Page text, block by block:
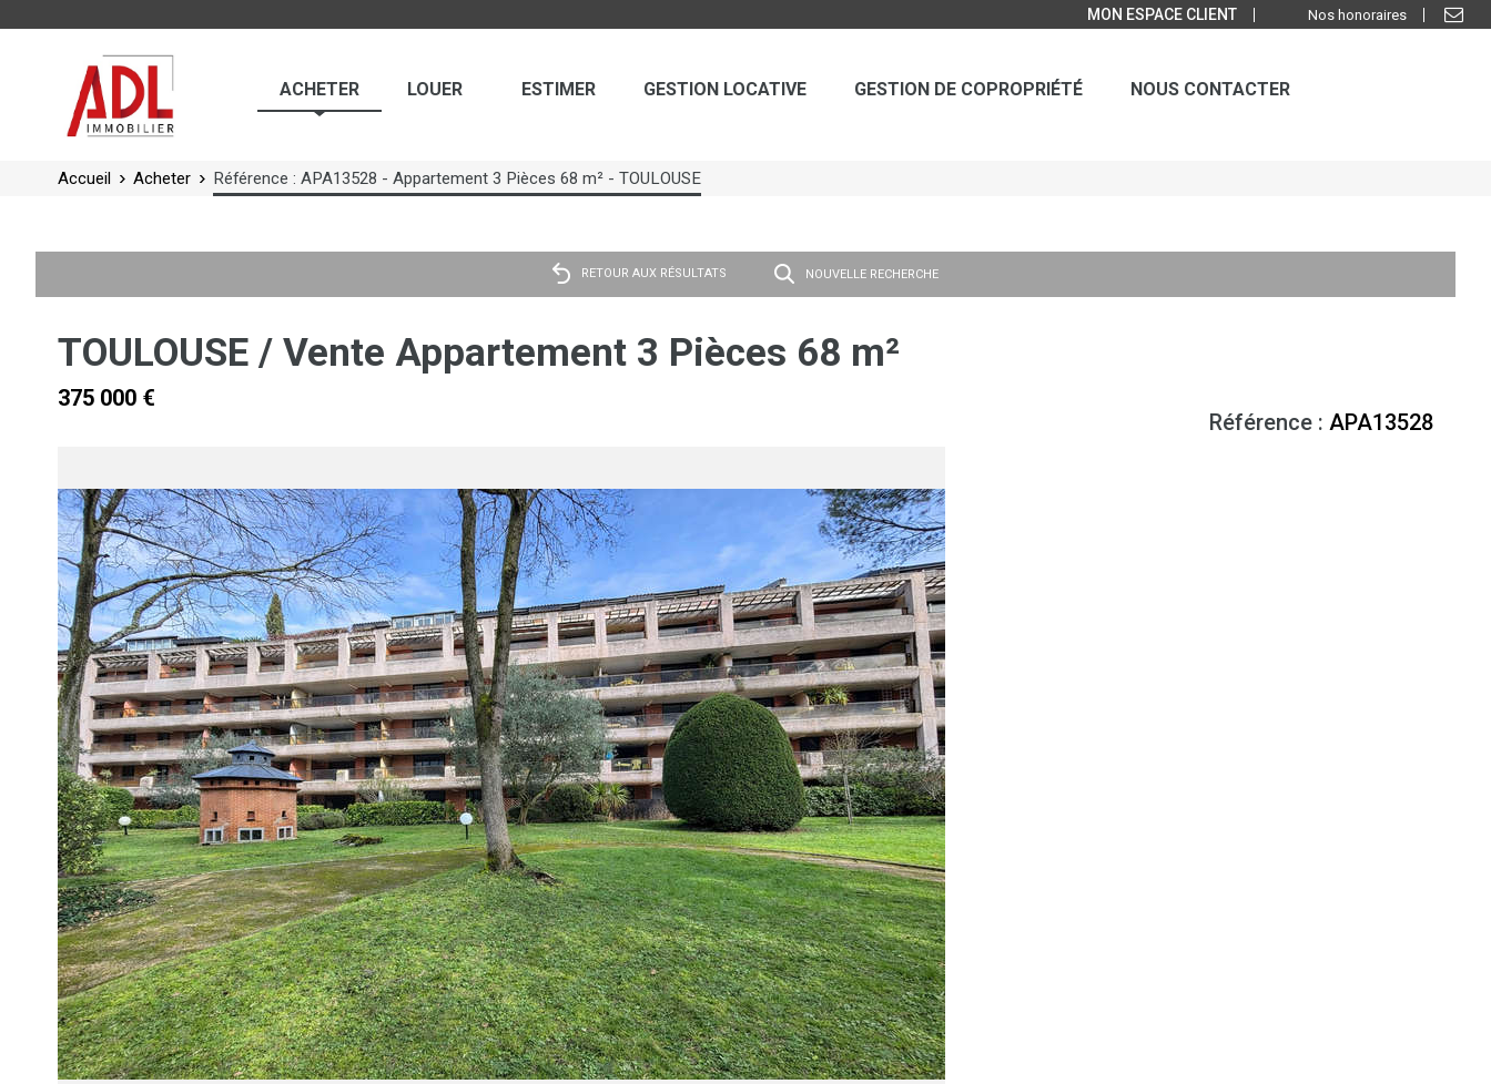
MON ESPACE CLIENT Nos honoraires
ACHETER LOUER ESTIMER GESTION LOCATIVE GESTION DE COPROPRIÉTÉ NOUS CONTACTER
Accueil Acheter Référence : APA13528 - Appartement 3 Pièces 68 m² - TOULOUSE
RETOUR AUX RÉSULTATS NOUVELLE RECHERCHE
TOULOUSE / Vente Appartement 3 Pièces 68 m²
375 000 €
Référence : APA13528